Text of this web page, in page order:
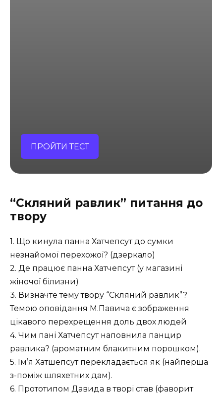
ПРОЙТИ ТЕСТ
“Скляний равлик” питання до
твору
1. Що кинула панна Хатчепсут до сумки
незнайомої перехожої? (дзеркало)
2. Де працює панна Хатчепсут (у магазині
жіночої білизни)
3. Визначте тему твору “Скляний равлик”?
Темою оповідання М.Павича є зображення
цікавого перехрещення доль двох людей
4. Чим пані Хатчепсут наповнила панцир
равлика? (ароматним блакитним порошком).
5. Ім’я Хатшепсут перекладається як (найперша
з-поміж шляхетних дам).
6. Прототипом Давида в творі став (фаворит